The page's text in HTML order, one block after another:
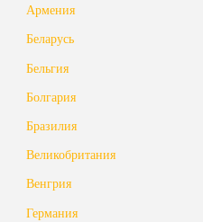
Армения
Беларусь
Бельгия
Болгария
Бразилия
Великобритания
Венгрия
Германия